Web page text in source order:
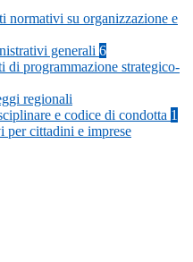
normativi su organizzazione e
generali 6
di programmazione strategico-
regionali
e codice di condotta 1
per cittadini e imprese